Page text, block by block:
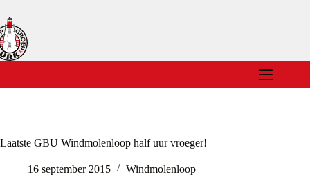
naar
de
inhoud
Laatste GBU Windmolenloop half uur vroeger!
16 september 2015 Windmolenloop